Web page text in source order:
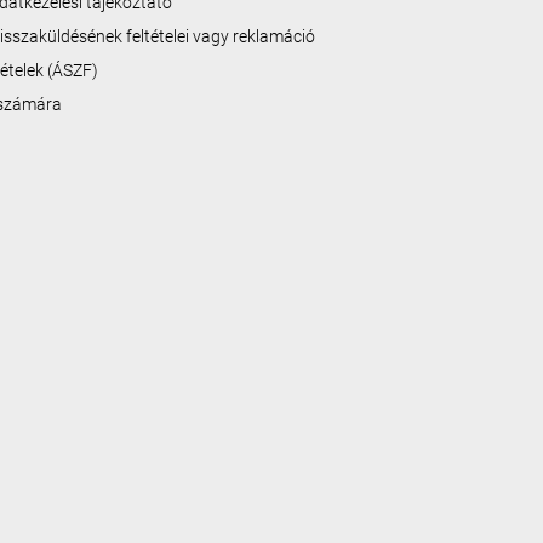
feltételei vagy reklamáció
(ÁSZF)